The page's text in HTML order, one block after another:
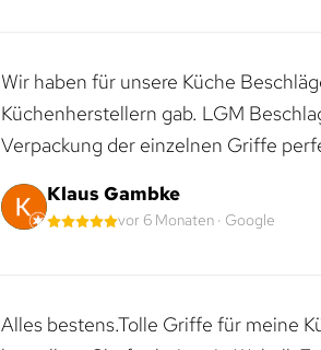
Wir haben für unsere Küche
Küchenherstellern gab. LGM
Verpackung der einzelnen Griffe
Klaus Gambke
vor 6 Monaten · Google
Alles bestens.Tolle Griffe für meine